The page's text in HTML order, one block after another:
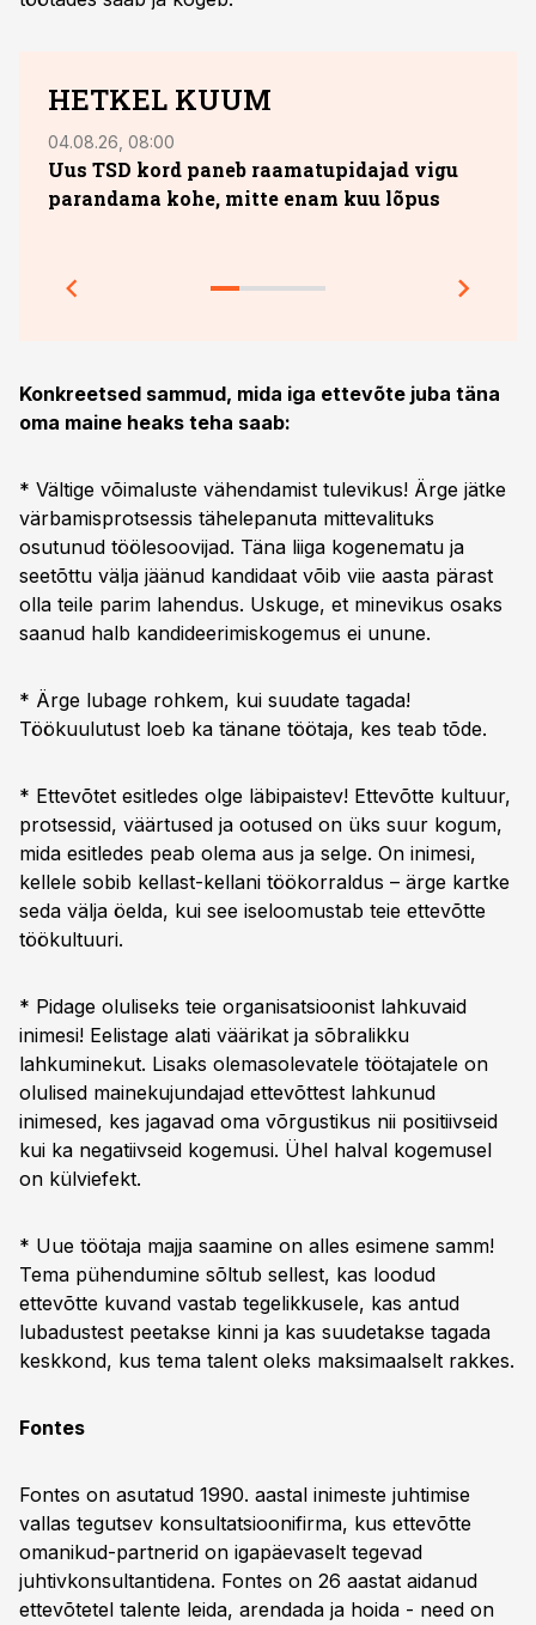
HETKEL KUUM
04.08.26, 08:00
Uus TSD kord paneb raamatupidajad vigu
parandama kohe, mitte enam kuu lõpus
Konkreetsed sammud, mida iga ettevõte juba täna
oma maine heaks teha saab:
* Vältige võimaluste vähendamist tulevikus! Ärge jätke
värbamisprotsessis tähelepanuta mittevalituks
osutunud töölesoovijad. Täna liiga kogenematu ja
seetõttu välja jäänud kandidaat võib viie aasta pärast
olla teile parim lahendus. Uskuge, et minevikus osaks
saanud halb kandideerimiskogemus ei unune.
* Ärge lubage rohkem, kui suudate tagada!
Töökuulutust loeb ka tänane töötaja, kes teab tõde.
* Ettevõtet esitledes olge läbipaistev! Ettevõtte kultuur,
protsessid, väärtused ja ootused on üks suur kogum,
mida esitledes peab olema aus ja selge. On inimesi,
kellele sobib kellast-kellani töökorraldus – ärge kartke
seda välja öelda, kui see iseloomustab teie ettevõtte
töökultuuri.
* Pidage oluliseks teie organisatsioonist lahkuvaid
inimesi! Eelistage alati väärikat ja sõbralikku
lahkuminekut. Lisaks olemasolevatele töötajatele on
olulised mainekujundajad ettevõttest lahkunud
inimesed, kes jagavad oma võrgustikus nii positiivseid
kui ka negatiivseid kogemusi. Ühel halval kogemusel
on külviefekt.
* Uue töötaja majja saamine on alles esimene samm!
Tema pühendumine sõltub sellest, kas loodud
ettevõtte kuvand vastab tegelikkusele, kas antud
lubadustest peetakse kinni ja kas suudetakse tagada
keskkond, kus tema talent oleks maksimaalselt rakkes.
Fontes
Fontes on asutatud 1990. aastal inimeste juhtimise
vallas tegutsev konsultatsioonifirma, kus ettevõtte
omanikud-partnerid on igapäevaselt tegevad
juhtivkonsultantidena. Fontes on 26 aastat aidanud
ettevõtetel talente leida, arendada ja hoida - need on